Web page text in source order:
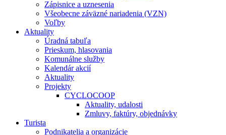
Zápisnice a uznesenia
Všeobecne záväzné nariadenia (VZN)
Voľby
Aktuality
Úradná tabuľa
Prieskum, hlasovania
Komunálne služby
Kalendár akcií
Aktuality
Projekty
CYCLOCOOP
Aktuality, udalosti
Zmluvy, faktúry, objednávky
Turista
Podnikatelia a organizácie